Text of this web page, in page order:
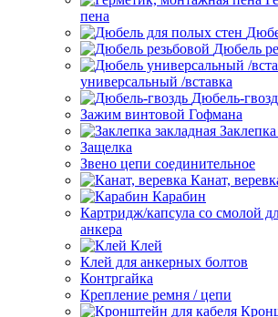
пена
Дюбель
универсальный /вставка
Дюбель-
Зажим винтовой Гофмана
Защелка
Звено цепи соединительное
Канат,
Карабин
Картридж/капсула со смолой
анкера
Клей
Клей для анкерных болтов
Контргайка
Крепление ремня / цепи